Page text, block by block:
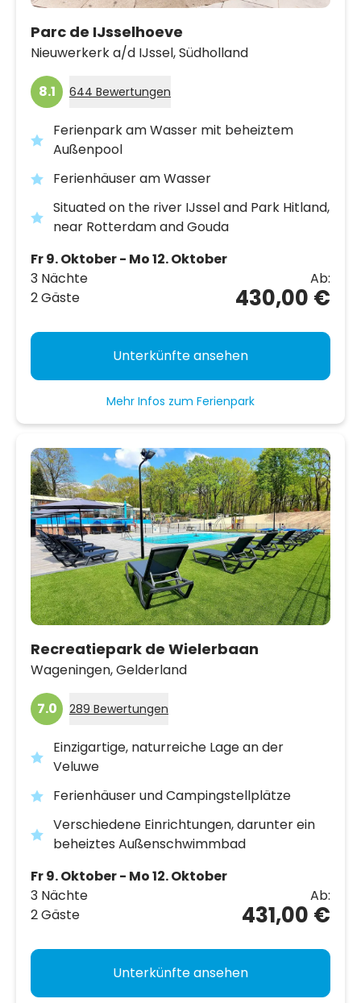
Parc de IJsselhoeve
Nieuwerkerk a/d IJssel,Südholland
8.1 644 Bewertungen
Ferienpark am Wasser mit beheiztem
Außenpool
Ferienhäuser am Wasser
Situated on the river IJssel and Park Hitland,
near Rotterdam and Gouda
Fr 9. Oktober - Mo 12. Oktober
3 Nächte
2 Gäste
Ab:
430,00 €
Unterkünfte ansehen
Mehr Infos zum Ferienpark
Recreatiepark de Wielerbaan
Wageningen,Gelderland
7.0 289 Bewertungen
Einzigartige, naturreiche Lage an der
Veluwe
Ferienhäuser und Campingstellplätze
Verschiedene Einrichtungen, darunter ein
beheiztes Außenschwimmbad
Fr 9. Oktober - Mo 12. Oktober
3 Nächte
2 Gäste
Ab:
431,00 €
Unterkünfte ansehen